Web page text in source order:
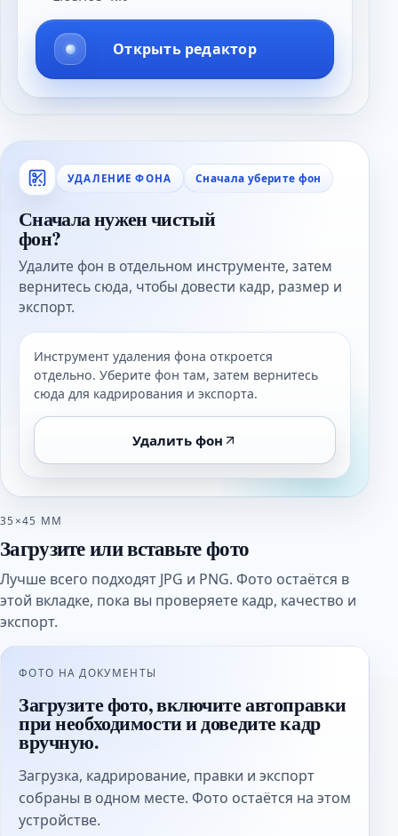
Открыть редактор
УДАЛЕНИЕ ФОНА Сначала уберите фон
Сначала нужен чистый
фон?
Удалите фон в отдельном инструменте, затем
вернитесь сюда, чтобы довести кадр, размер и
экспорт.
Инструмент удаления фона откроется
отдельно. Уберите фон там, затем вернитесь
сюда для кадрирования и экспорта.
Удалить фон
35×45 ММ
Загрузите или вставьте фото
Лучше всего подходят JPG и PNG. Фото остаётся в
этой вкладке, пока вы проверяете кадр, качество и
экспорт.
ФОТО НА ДОКУМЕНТЫ
Загрузите фото, включите автоправки
при необходимости и доведите кадр
вручную.
Загрузка, кадрирование, правки и экспорт
собраны в одном месте. Фото остаётся на этом
устройстве.